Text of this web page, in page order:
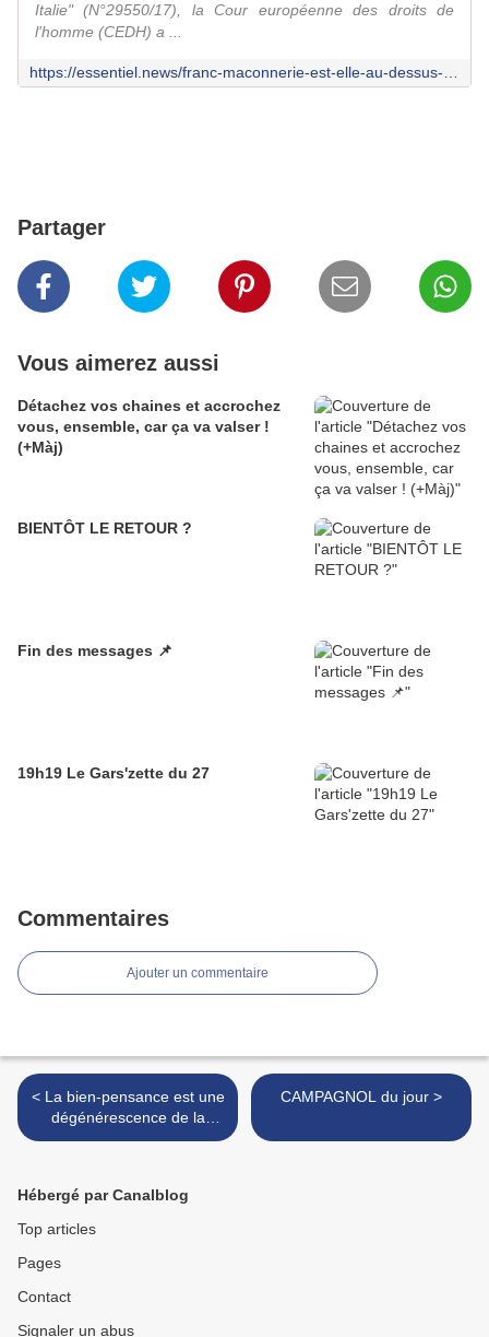
Italie" (N°29550/17), la Cour européenne des droits de
l'homme (CEDH) a ...
Partager
Vous aimerez aussi
Détachez vos chaines et accrochez
vous, ensemble, car ça va valser !
(+Màj)
BIENTÔT LE RETOUR ?
Fin des messages 📌
19h19 Le Gars'zette du 27
Commentaires
Ajouter un commentaire
< La bien-pensance est une
dégénérescence de la
démocratie, une tyrannie de
CAMPAGNOL du jour >
Hébergé par Canalblog
Top articles
Pages
Contact
Signaler un abus